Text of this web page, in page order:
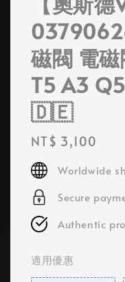
磁閥 電
T5 A3
🇩🇪
Regular
price
NT$ 3,100
Worldwide
Secure
Authentic
適用優惠